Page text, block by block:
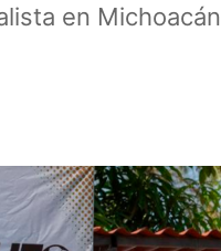
en Michoacán